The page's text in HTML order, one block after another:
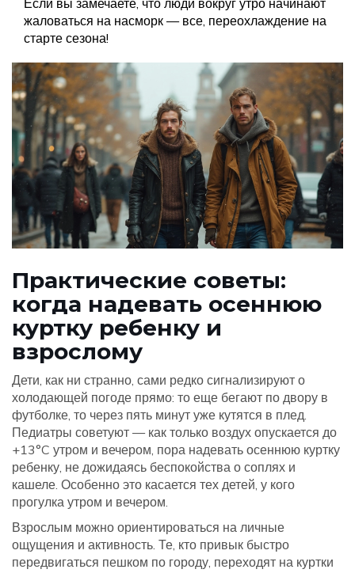
Если вы замечаете, что люди вокруг утро начинают
жаловаться на насморк — все, переохлаждение на
старте сезона!
Практические советы:
когда надевать осеннюю
куртку ребенку и
взрослому
Дети, как ни странно, сами редко сигнализируют о
холодающей погоде прямо: то еще бегают по двору в
футболке, то через пять минут уже кутятся в плед.
Педиатры советуют — как только воздух опускается до
+13°C утром и вечером, пора надевать осеннюю куртку
ребенку, не дожидаясь беспокойства о соплях и
кашеле. Особенно это касается тех детей, у кого
прогулка утром и вечером.
Взрослым можно ориентироваться на личные
ощущения и активность. Те, кто привык быстро
передвигаться пешком по городу, переходят на куртки